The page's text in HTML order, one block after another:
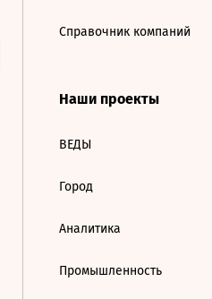
Справочник компаний
Наши проекты
ВЕДЫ
Город
Аналитика
Промышленность